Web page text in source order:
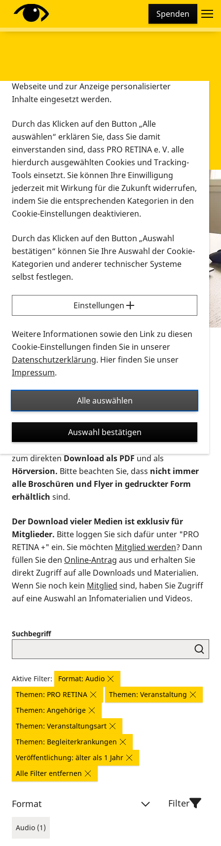
Spenden
Infomaterial
Infomaterial
Vorlesen
Alle Infomaterialien in verschiedenen
Formaten an einem Ort
Sie möchten wissen, wie Sie nach Infonmaterial
suchen und dieses bestellen bzw. herunterladen
können? Schauen Sie sich dieErklärvideos zum
Thema Infomaterial auf der PRO RETINA-Website
für blinde und sehbehinderte Menschen an.
Auf dieser Seite finden Sie sämtliches Infomaterial
Ort. Nutzen Sie den Formatfilter, um ausschließlich
nach Flyern und Broschüren, Audios oder Videos zu
suchen. Die meisten Flyer und Broschüren werden in
verschiedenen Formaten angeboten: zur
postalischen Bestellung als gedruckte Variante
zum direktenDownload als PDFund als
Hörversion. Bitte beachten Sie, dass nicht immer
alle Broschüren und Flyer in gedruckter Form
erhältlich sind.
Der Download vieler Medien ist exklusiv für
Mitglieder. Bitte loggen Sie sich dafür unter "PRO
RETINA +" ein. Sie möchten Mitglied werden? Dann
füllen Sie den Online-Antrag aus und erhalten Sie
direkt Zugriff auf alle Downloads und Materialien.
Wenn Sie noch kein Mitglied sind, haben Sie Zugriff
auf eine Auswahl an Infomaterialien und Videos.
Suchbegriff
Aktive Filter:
Format: Audio
Themen: PRO RETINA
Themen: Veranstaltung
Themen: Angehörige
Themen: Veranstaltungsart
Themen: Begleiterkrankungen
Veröffentlichung: älter als 1 Jahr
Alle Filter entfernen
Format
Audio (1)
Filter
Diese Webseite setzt verschiedene Cookies und
Tracking-Tools ein. Dies beinhaltet Cookies und
Webseite und zur Anzeige personalisierter
Inhalte eingesetzt werden.
Durch das Klicken auf den Button „Alle
auswählen“ erklären Sie, dass Sie damit
einverstanden sind, dass PRO RETINA e. V. alle
hierdurch ausgewählten Cookies und Tracking-
Tools einsetzt. Sie können Ihre Einwilligung
jederzeit mit Wirkung für die Zukunft widerrufen,
indem Sie die entsprechenden Kategorien in den
Cookie-Einstellungen deaktivieren.
Durch das Klicken auf den Button „Auswahl
bestätigen“ können Sie Ihre Auswahl der Cookie-
Kategorien und anderer technischer Systeme
selbst festlegen.
Einstellungen
Weitere Informationen sowie den Link zu diesen
Cookie-Einstellungen finden Sie in unserer
Datenschutzerklärung. Hier finden Sie unser
Impressum.
Alle auswählen
Auswahl bestätigen